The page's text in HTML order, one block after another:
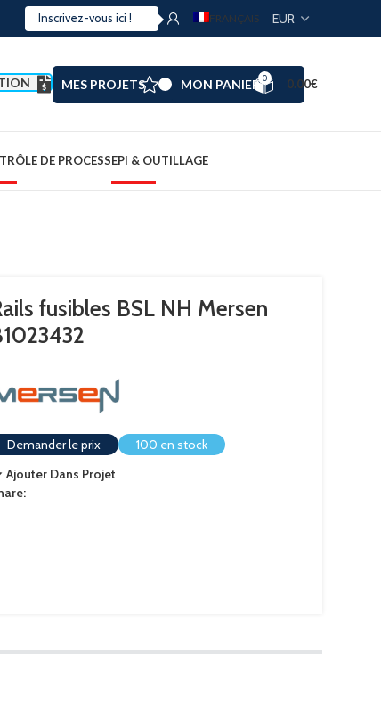
FRANÇAIS
MES PROJETS MON PANIER 0 0.00€
DE PROCESSEPI & OUTILLAGE
fusibles BSL NH Mersen
Demander le prix
100 en stock
Ajouter Dans Projet